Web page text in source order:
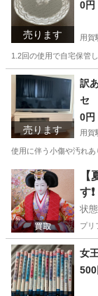
売ります
0円
用賀
1.2回の使用で自宅保管
東京 世田谷区
売ります
訳
セ
0円
用賀
使用に伴う小傷や汚れ
東京 世田谷区
す❗️
状
プリ
女
500